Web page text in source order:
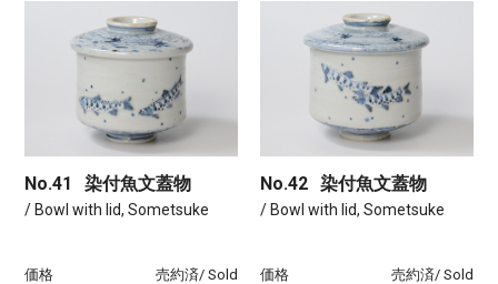
No.41 染付魚文蓋物
/ Bowl with lid, Sometsuke
価格 売約済/ Sold
No.42 染付魚文蓋物
/ Bowl with lid, Sometsuke
価格 売約済/ Sold